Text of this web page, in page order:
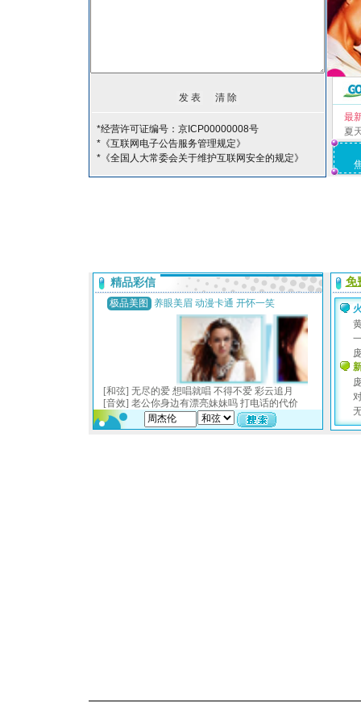
*经营许可证编号：京ICP00000008号
*《互联网电子公告服务管理规定》
*《全国人大常委会关于维护互联网安全的规定》
最
夏